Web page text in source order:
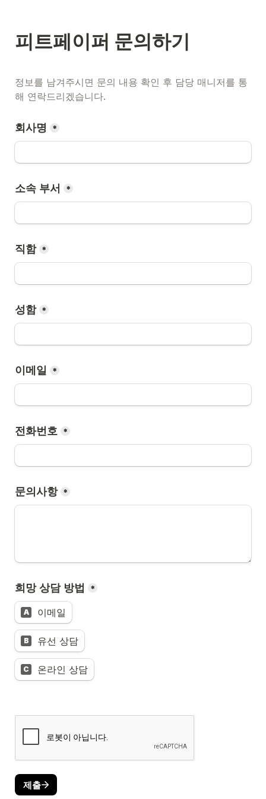
피트페이퍼 문의하기
정보를 남겨주시면 문의 내용 확인 후 담당 매니저를 통
해 연락드리겠습니다.
회사명 *
소속 부서 *
직함 *
성함 *
이메일 *
*
문의사항 *
희망 상담 방법 *
A 이메일
B 유선 상담
C 온라인 상담
제출